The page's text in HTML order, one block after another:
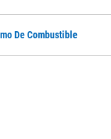
De Combustible